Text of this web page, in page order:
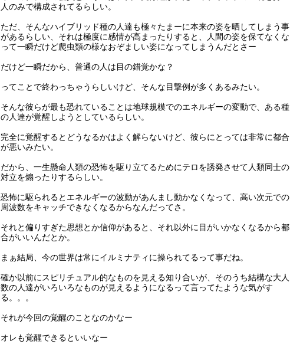
人のみで構成されてるらしい。
ただ、そんなハイブリッド種の人達も極々たまーに本来の姿を晒してしまう事
があるらしい、それは極度に感情が高まったりすると、人間の姿を保てなくな
って一瞬だけど爬虫類の様なおぞましい姿になってしまうんだとさー
だけど一瞬だから、普通の人は目の錯覚かな？
ってことで終わっちゃうらしいけど、そんな目撃例が多くあるみたい。
そんな彼らが最も恐れていることは地球規模でのエネルギーの変動で、ある種
の人達が覚醒しようとしているらしい。
完全に覚醒するとどうなるかはよく解らないけど、彼らにとっては非常に都合
が悪いみたい。
だから、一生懸命人類の恐怖を駆り立てるためにテロを誘発させて人類同士の
対立を煽ったりするらしい。
恐怖に駆られるとエネルギーの波動があんまし動かなくなって、高い次元での
周波数をキャッチできなくなるからなんだってさ。
それと偏りすぎた思想とか信仰があると、それ以外に目がいかなくなるから都
合がいいんだとか。
まぁ結局、今の世界は常にイルミナティに操られてるって事だね。
確か以前にスピリチュアル的なものを見える知り合いが、そのうち結構な大人
数の人達がいろいろなものが見えるようになるって言ってたような気がす
る。。。
それが今回の覚醒のことなのかなー
オレも覚醒できるといいなー